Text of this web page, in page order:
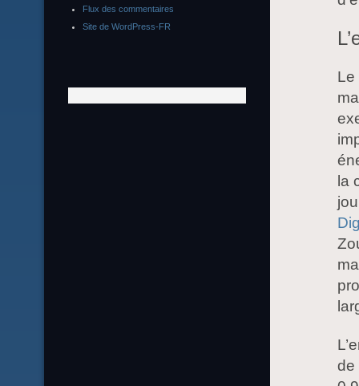
Le
la
de
Flux des commentaires
Site de WordPress-FR